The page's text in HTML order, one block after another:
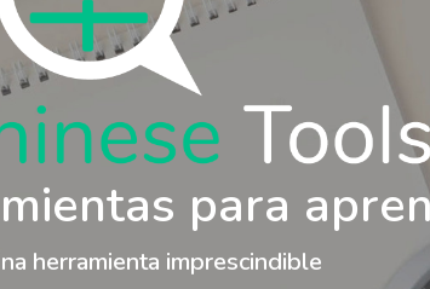
para
herramienta imprescindible